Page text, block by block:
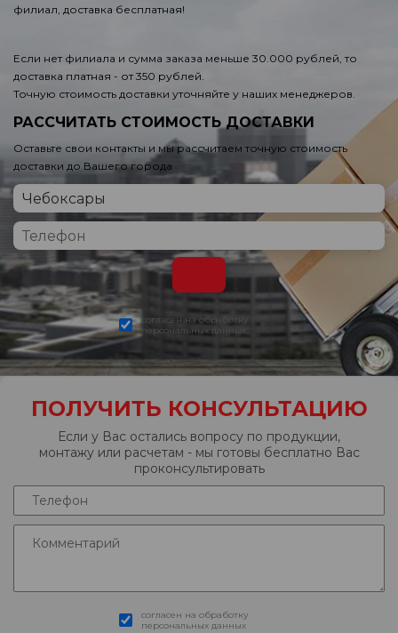
филиал, доставка бесплатная!
Если нет филиала и сумма заказа меньше 30.000 рублей, то
доставка платная - от 350 рублей.
Точную стоимость доставки уточняйте у наших менеджеров.
РАССЧИТАТЬ СТОИМОСТЬ ДОСТАВКИ
Оставьте свои контакты и мы рассчитаем точную стоимость
доставки до Вашего города
согласен на обработку
персональных данных
ПОЛУЧИТЬ КОНСУЛЬТАЦИЮ
Если у Вас остались вопросу по продукции,
монтажу или расчетам - мы готовы бесплатно Вас
проконсультировать
согласен на обработку
персональных данных